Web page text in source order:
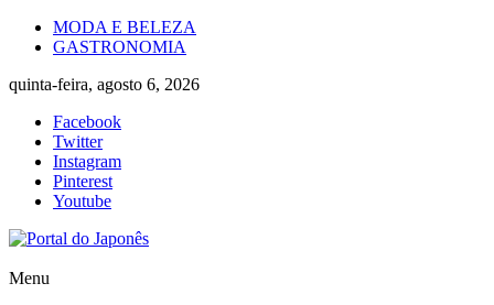
Skip
MODA E BELEZA
GASTRONOMIA
quinta-feira, agosto 6, 2026
Facebook
Twitter
Instagram
Pinterest
Youtube
Portal
Menu